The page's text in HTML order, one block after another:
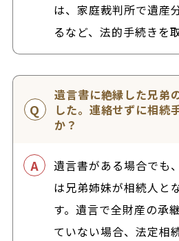
は、家庭裁判所で遺産
るなど、法的手続きを
遺言書に絶縁した兄弟
した。連絡せずに相続
か？
遺言書がある場合でも
は兄弟姉妹が相続人と
す。遺言で全財産の承
ていない場合、法定相